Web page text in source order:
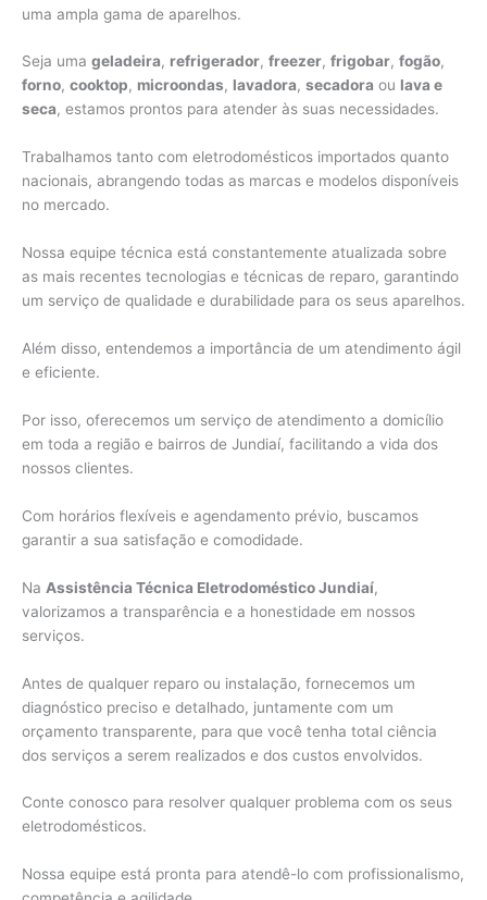
uma ampla gama de aparelhos.
Seja uma geladeira, refrigerador, freezer, frigobar, fogão,
forno, cooktop, microondas, lavadora, secadora ou lava e
seca, estamos prontos para atender às suas necessidades.
Trabalhamos tanto com eletrodomésticos importados quanto
nacionais, abrangendo todas as marcas e modelos disponíveis
no mercado.
Nossa equipe técnica está constantemente atualizada sobre
as mais recentes tecnologias e técnicas de reparo, garantindo
um serviço de qualidade e durabilidade para os seus aparelhos.
Além disso, entendemos a importância de um atendimento ágil
e eficiente.
Por isso, oferecemos um serviço de atendimento a domicílio
em toda a região e bairros de Jundiaí, facilitando a vida dos
nossos clientes.
Com horários flexíveis e agendamento prévio, buscamos
garantir a sua satisfação e comodidade.
Na Assistência Técnica Eletrodoméstico Jundiaí,
valorizamos a transparência e a honestidade em nossos
serviços.
Antes de qualquer reparo ou instalação, fornecemos um
diagnóstico preciso e detalhado, juntamente com um
orçamento transparente, para que você tenha total ciência
dos serviços a serem realizados e dos custos envolvidos.
Conte conosco para resolver qualquer problema com os seus
eletrodomésticos.
Nossa equipe está pronta para atendê-lo com profissionalismo,